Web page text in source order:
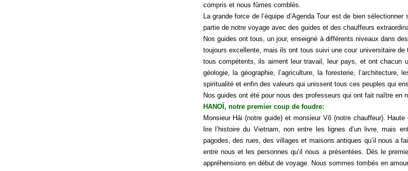
compris et nous fûmes comblés.
La grande force de l’équipe d’Agenda Tour est de bien
partie de notre voyage avec des guides et des chauffeurs
Nos guides ont tous, un jour, enseigné à différents niveaux dans
toujours excellente, mais ils ont tous suivi une cour universitaire
tous compétents, ils aiment leur travail, leur pays, et ont chacun
géologie, la géographie, l’agriculture, la foresterie, l’architecture,
spiritualité et enfin des valeurs qui unissent tous ces peuples qui
Nos guides ont été pour nous des professeurs qui ont fait naître en
HANOÏ, notre premier coup de foudre:
Monsieur Hải (notre guide) et monsieur Võ (notre chauffeur).
lire l’histoire du Vietnam, non entre les lignes d’un livre, mais
pagodes, des rues, des villages et maisons antiques qu’il nous a
entre nous et les personnes qu’il nous a présentées. Dès le
appréhensions en début de voyage. Nous sommes tombés en